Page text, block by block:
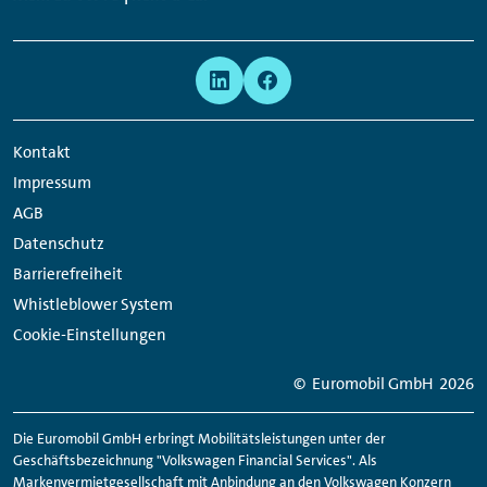
Kontakt
Impressum
AGB
Datenschutz
Barrierefreiheit
Whistleblower System
Cookie-Einstellungen
Network
Links
© Euromobil GmbH 2026
Die Euromobil GmbH erbringt Mobilitätsleistungen unter der
Geschäftsbezeichnung "Volkswagen Financial Services". Als
Markenvermietgesellschaft mit Anbindung an den Volkswagen Konzern